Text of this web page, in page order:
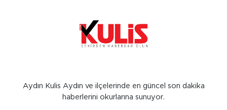
Aydın Kulis Aydın ve ilçelerinde en güncel son dakika
haberlerini okurlarına sunuyor.